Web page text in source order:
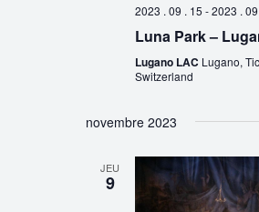
2023 . 09 . 15 -2023 .
Luna Park –
Lugano LAC Lugano,
Switzerland
novembre 2023
JEU
9